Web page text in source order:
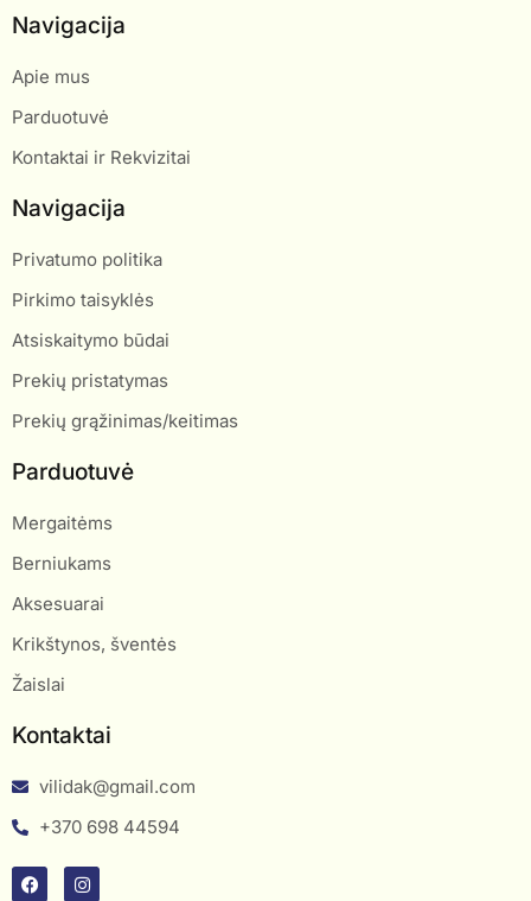
Navigacija
Apie mus
Parduotuvė
Kontaktai ir Rekvizitai
Navigacija
Privatumo politika
Pirkimo taisyklės
Atsiskaitymo būdai
Prekių pristatymas
Prekių grąžinimas/keitimas
Parduotuvė
Mergaitėms
Berniukams
Aksesuarai
Krikštynos, šventės
Žaislai
Kontaktai
vilidak@gmail.com
+370 698 44594